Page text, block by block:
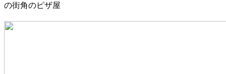
の街角のピザ屋